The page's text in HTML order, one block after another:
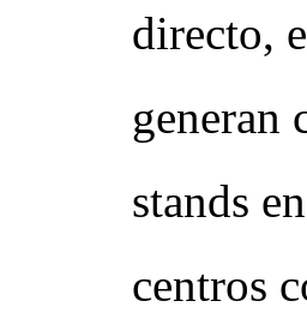
directo,
generan
stands
centros